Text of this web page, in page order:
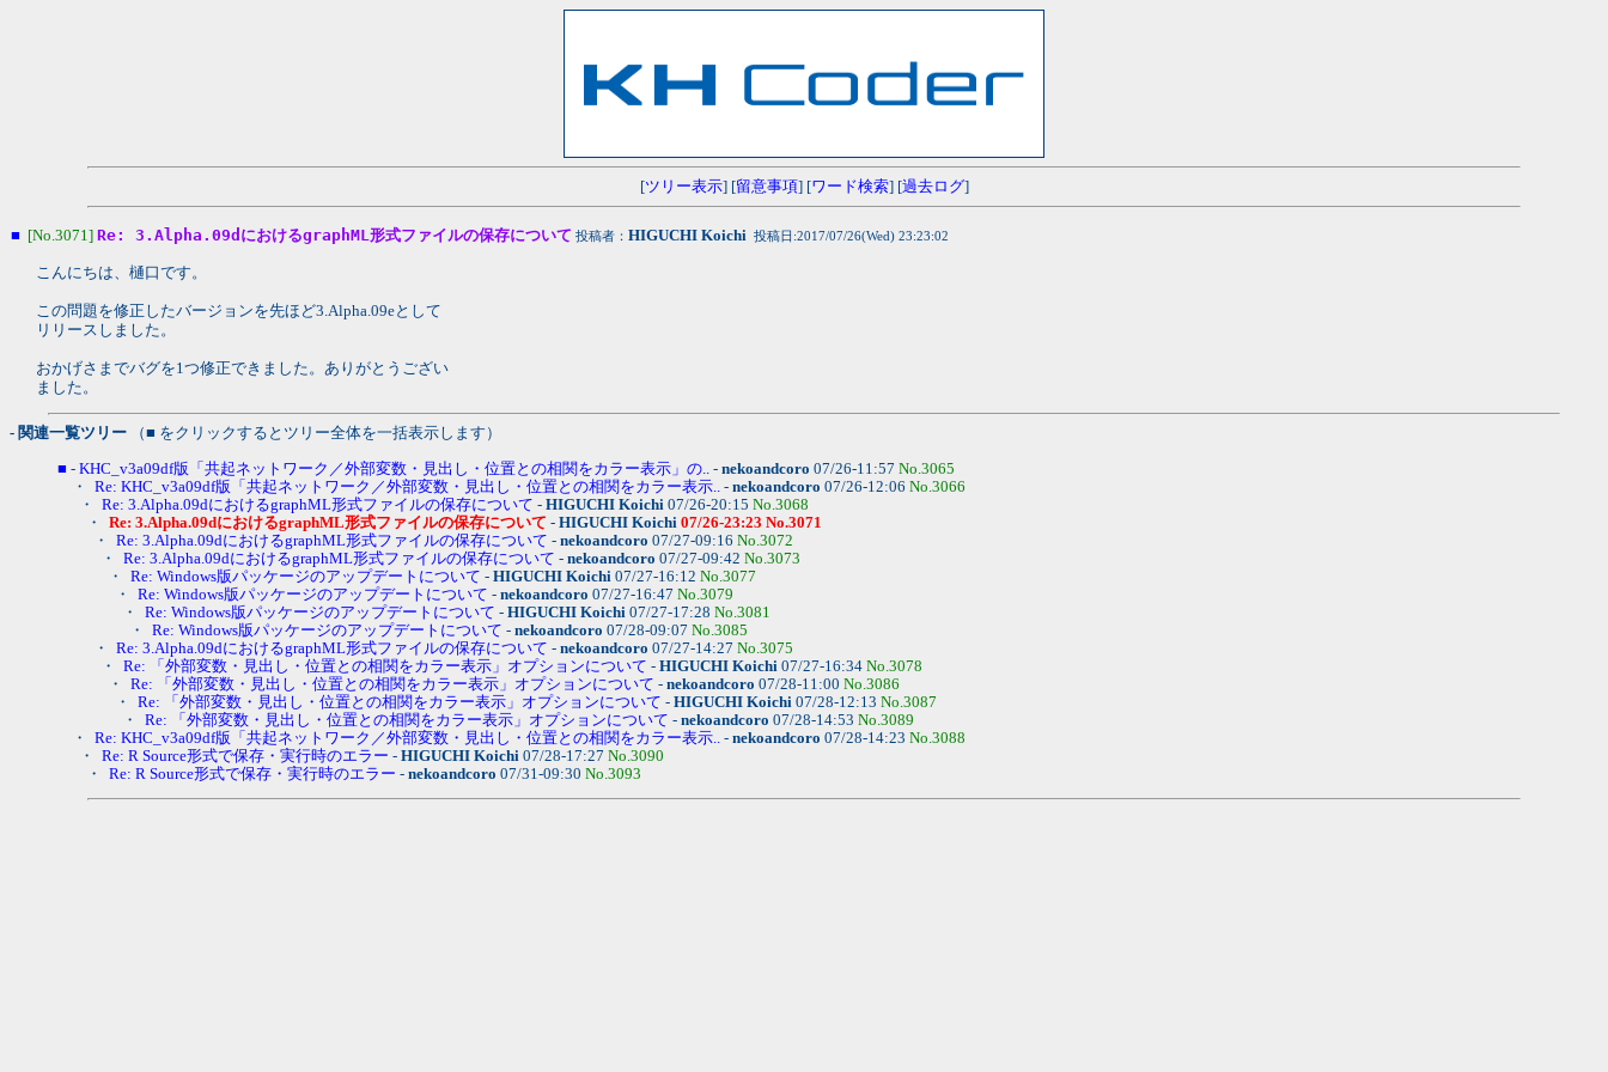
[ツリー表示] [留意事項] [ワード検索] [過去ログ]
■ [No.3071] Re: 3.Alpha.09dにおけるgraphML形式ファイルの保存について 投稿者： HIGUCHI Koichi 投稿日:2017/07/26(Wed) 23:23:02
こんにちは、樋口です。
この問題を修正したバージョンを先ほど3.Alpha.09eとして
リリースしました。
おかげさまでバグを1つ修正できました。ありがとうござい
ました。
- 関連一覧ツリー （■ をクリックするとツリー全体を一括表示します）
■ - KHC_v3a09df版「共起ネットワーク／外部変数・見出し・位置との相関をカラー表示」の.. - nekoandcoro 07/26-11:57 No.3065
・ Re: KHC_v3a09df版「共起ネットワーク／外部変数・見出し・位置との相関をカラー表示.. - nekoandcoro 07/26-12:06 No.3066
・ Re: 3.Alpha.09dにおけるgraphML形式ファイルの保存について - HIGUCHI Koichi 07/26-20:15 No.3068
・ Re: 3.Alpha.09dにおけるgraphML形式ファイルの保存について - HIGUCHI Koichi 07/26-23:23 No.3071
・ Re: 3.Alpha.09dにおけるgraphML形式ファイルの保存について - nekoandcoro 07/27-09:16 No.3072
・ Re: 3.Alpha.09dにおけるgraphML形式ファイルの保存について - nekoandcoro 07/27-09:42 No.3073
・ Re: Windows版パッケージのアップデートについて - HIGUCHI Koichi 07/27-16:12 No.3077
・ Re: Windows版パッケージのアップデートについて - nekoandcoro 07/27-16:47 No.3079
・ Re: Windows版パッケージのアップデートについて - HIGUCHI Koichi 07/27-17:28 No.3081
・ Re: Windows版パッケージのアップデートについて - nekoandcoro 07/28-09:07 No.3085
・ Re: 3.Alpha.09dにおけるgraphML形式ファイルの保存について - nekoandcoro 07/27-14:27 No.3075
・ Re: 「外部変数・見出し・位置との相関をカラー表示」オプションについて - HIGUCHI Koichi 07/27-16:34 No.3078
・ Re: 「外部変数・見出し・位置との相関をカラー表示」オプションについて - nekoandcoro 07/28-11:00 No.3086
・ Re: 「外部変数・見出し・位置との相関をカラー表示」オプションについて - HIGUCHI Koichi 07/28-12:13 No.3087
・ Re: 「外部変数・見出し・位置との相関をカラー表示」オプションについて - nekoandcoro 07/28-14:53 No.3089
・ Re: KHC_v3a09df版「共起ネットワーク／外部変数・見出し・位置との相関をカラー表示.. - nekoandcoro 07/28-14:23 No.3088
・ Re: R Source形式で保存・実行時のエラー - HIGUCHI Koichi 07/28-17:27 No.3090
・ Re: R Source形式で保存・実行時のエラー - nekoandcoro 07/31-09:30 No.3093